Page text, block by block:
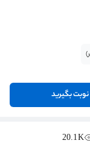
نوبت بگیرید
20.1K